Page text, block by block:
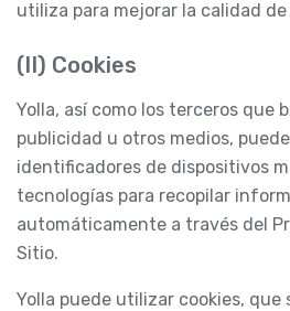
utiliza para mejorar la calidad de
(II) Cookies
Yolla, así como los terceros que
publicidad u otros medios,
identificadores de dispositivos
tecnologías para recopilar
automáticamente a través del
Sitio.
Yolla puede utilizar cookies, que